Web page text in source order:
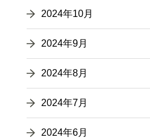
2024年10月
2024年9月
2024年8月
2024年7月
2024年6月